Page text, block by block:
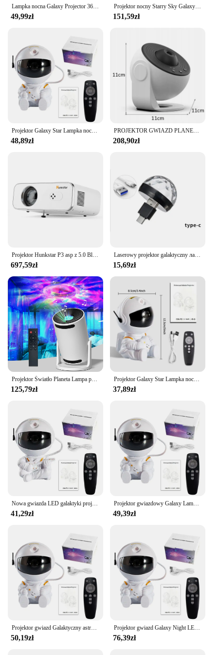
Lampka nocna Galaxy Projector 360°° Obróć projektor gwiaździstego nieba lampa planetarium dla dzieci sypialnia prezent na walentynki dekoracje ślubne
49,99zł
Projektor nocny Starry Sky Galaxy 360 ° Obrotowa lampa planetarium do sypialni Prezent na walentynki Ślub Wyślij 13 zestawów filmów
151,59zł
Projektor Galaxy Star Lampka nocna LED Starry Sky Astronauta projektor Lampa do dekoracji Projektor kina domowego Prezenty dla dzieci
48,89zł
PROJEKTOR GWIAZD PLANETARIUM OBROTOWY LED LAMPKA NOCNA USB 12 PROJEKCJI
208,90zł
697,59zł
Laserowy projektor galaktyczny лазерный проектор Światło USB Romantyczne światło gwiazdowe na dach samochodu Wnętrze dla domu
15,69zł
125,79zł
Projektor Galaxy Star Lampka nocna Astronauta Projektor kosmiczny Gwiaździsta mgławica Lampa sufitowa LED do sypialni Wystrój domu Prezent dla dzieci
37,89zł
41,29zł
Projektor gwiazdowy Galaxy Lampka nocna Astronauta Projektor kosmiczny Gwiaździsta mgławica Sufitowa lampa LED do sypialni Dom Dekoracyjny prezent dla dzieci
49,39zł
50,19zł
Projektor gwiazd Galaxy Night LED Light Astronaut Space Projector Starry Nebula Ceiling Lamp for Bedroom Home Decorative kids gift
76,39zł